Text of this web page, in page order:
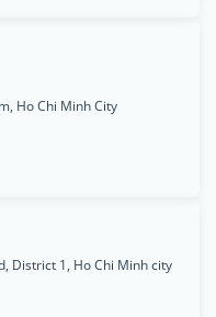
Ho Chi Minh City
District 1, Ho Chi Minh city